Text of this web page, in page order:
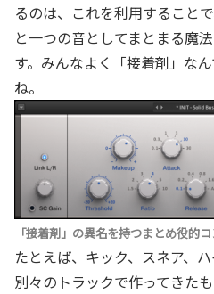
るのは、これを利用すること
と一つの音としてまとまる魔
す。みんなよく「接着剤」な
ね。
「接着剤」の異名を持つまとめ役的
たとえば、キック、スネア、
別々のトラックで作ってきた